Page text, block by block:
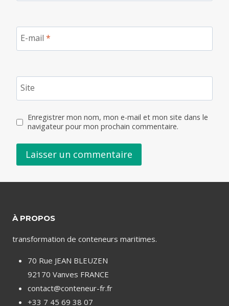
E-mail *
Site
Enregistrer mon nom, mon e-mail et mon site dans le
navigateur pour mon prochain commentaire.
À PROPOS
transformation de conteneurs maritimes.
70 Rue JEAN BLEUZEN
92170 Vanves FRANCE
contact@conteneur-fr.fr
+33 7 45 69 38 07